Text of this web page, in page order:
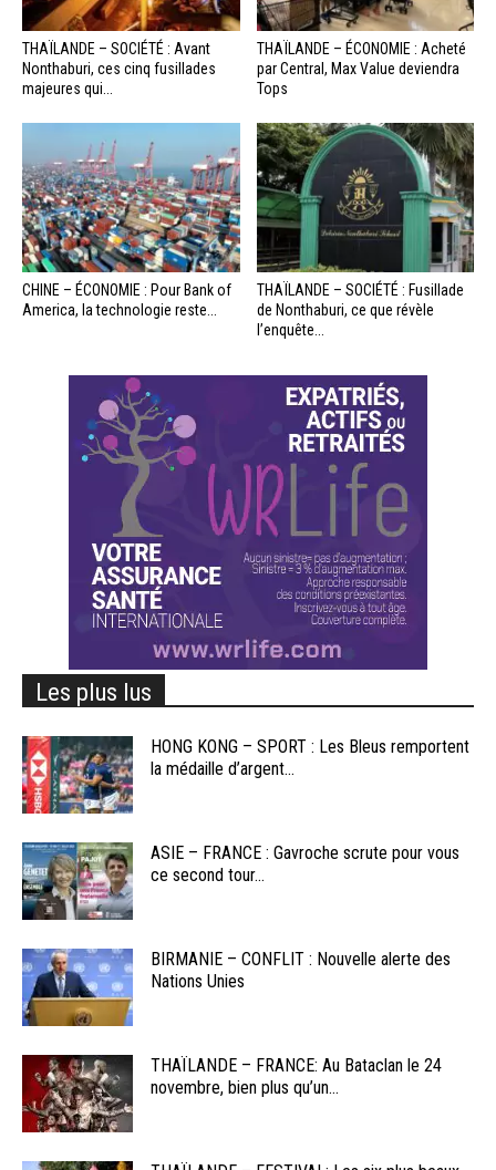
THAÏLANDE – SOCIÉTÉ : Avant
Nonthaburi, ces cinq fusillades
majeures qui...
THAÏLANDE – ÉCONOMIE : Acheté
par Central, Max Value deviendra
Tops
CHINE – ÉCONOMIE : Pour Bank of
America, la technologie reste...
THAÏLANDE – SOCIÉTÉ : Fusillade
de Nonthaburi, ce que révèle
l’enquête...
Les plus lus
HONG KONG – SPORT : Les Bleus remportent
la médaille d’argent...
ASIE – FRANCE : Gavroche scrute pour vous
ce second tour...
BIRMANIE – CONFLIT : Nouvelle alerte des
Nations Unies
THAÏLANDE – FRANCE: Au Bataclan le 24
novembre, bien plus qu’un...